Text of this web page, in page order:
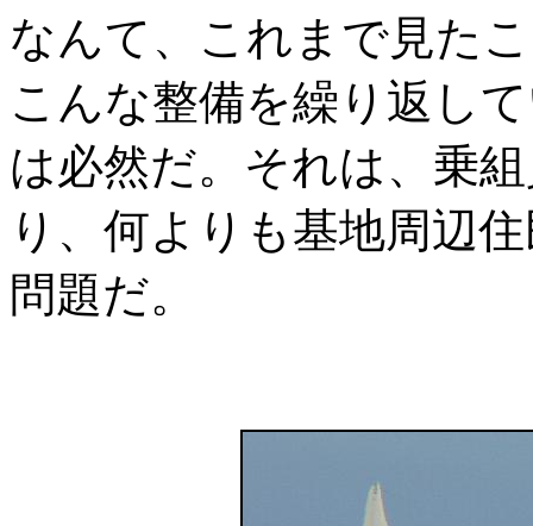
なんて、これまで見た
こんな整備を繰り返し
は必然だ。それは、乗
り、何よりも基地周辺
問題だ。